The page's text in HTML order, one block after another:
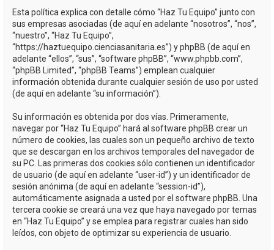
Esta política explica con detalle cómo “Haz Tu Equipo” junto con
sus empresas asociadas (de aquí en adelante “nosotros”, “nos”,
“nuestro”, “Haz Tu Equipo”,
“https://haztuequipo.cienciasanitaria.es”) y phpBB (de aquí en
adelante “ellos”, “sus”, “software phpBB”, “www.phpbb.com”,
“phpBB Limited”, “phpBB Teams”) emplean cualquier
información obtenida durante cualquier sesión de uso por usted
(de aquí en adelante “su información”).
Su información es obtenida por dos vías. Primeramente,
navegar por “Haz Tu Equipo” hará al software phpBB crear un
número de cookies, las cuales son un pequeño archivo de texto
que se descargan en los archivos temporales del navegador de
su PC. Las primeras dos cookies sólo contienen un identificador
de usuario (de aquí en adelante “user-id”) y un identificador de
sesión anónima (de aquí en adelante “session-id”),
automáticamente asignada a usted por el software phpBB. Una
tercera cookie se creará una vez que haya navegado por temas
en “Haz Tu Equipo” y se emplea para registrar cuales han sido
leídos, con objeto de optimizar su experiencia de usuario.